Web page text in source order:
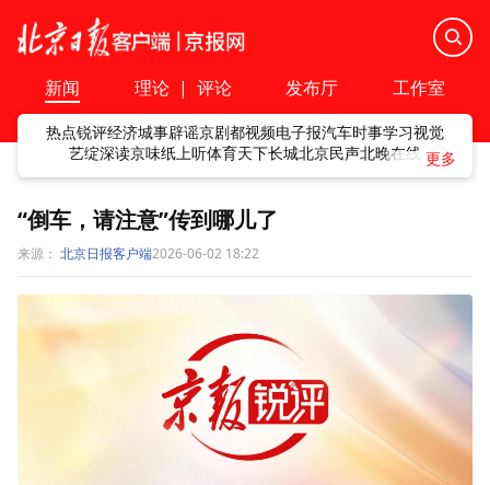
新闻 理论 | 评论 发布厅 工作室
热点锐评经济城事辟谣京剧都视频电子报汽车时事学习视觉
艺绽深读京味纸上听体育天下长城北京民声北晚在线
“倒车，请注意”传到哪儿了
来源： 北京日报客户端2026-06-02 18:22